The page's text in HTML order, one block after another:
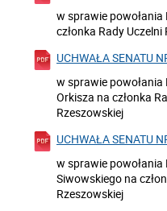
w sprawie
członka Rady
UCHWAŁA SENATU
w sprawie
Orkisza na członka
Rzeszowskiej
UCHWAŁA SENATU
w sprawie
Siwowskiego na
Rzeszowskiej